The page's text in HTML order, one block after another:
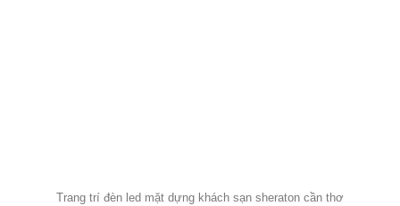
Trang trí đèn led mặt dựng khách sạn sheraton cần thơ